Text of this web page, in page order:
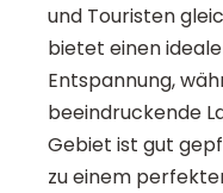
und Touristen
bietet einen
Entspannung,
beeindruckende
Gebiet ist gut
zu einem